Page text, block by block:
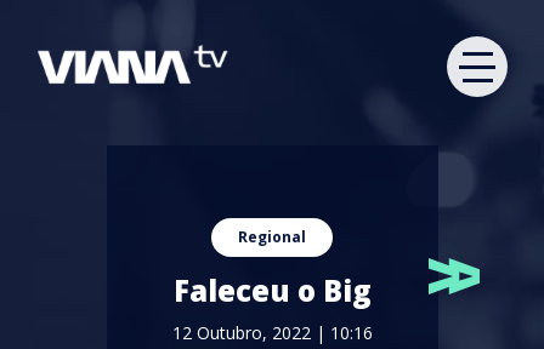
Regional
Faleceu o Big
12 Outubro, 2022 | 10:16